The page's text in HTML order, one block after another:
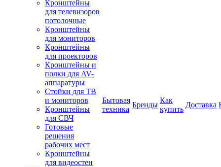
Кронштейны
для телевизоров
потолочные
Кронштейны
для мониторов
Кронштейны
для проекторов
Кронштейны и
полки для AV-
аппаратуры
Стойки для ТВ
и мониторов
Кронштейны
для СВЧ
Готовые
решения
рабочих мест
Кронштейны
для видеостен
Бытовая
техника
Бренды
Как
купить
Доставка